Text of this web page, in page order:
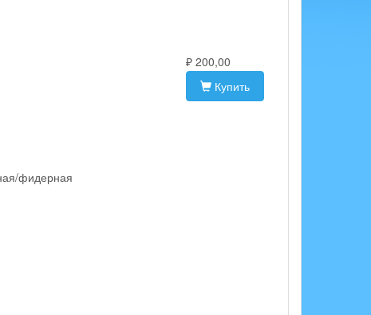
фидерная
₽ 200,00
Купить